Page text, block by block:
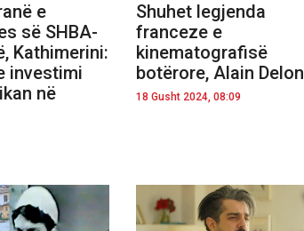
e
së SHBA-
Kathimerini:
investimi
në
Shuhet legjenda
franceze e
kinematografisë
botërore, Alain Delon
18 Gusht 2024, 08:09